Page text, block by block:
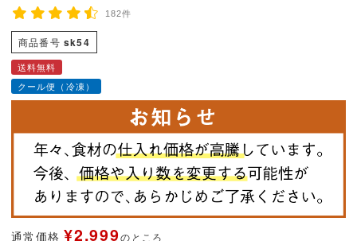
182件
商品番号 sk54
送料無料
クール便（冷凍）
通常価格 ¥2,999のところ